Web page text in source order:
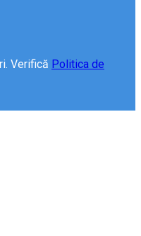
Verifică Politica de